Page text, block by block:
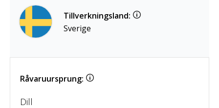
Tillverkningsland:
Sverige
Råvaruursprung:
Dill